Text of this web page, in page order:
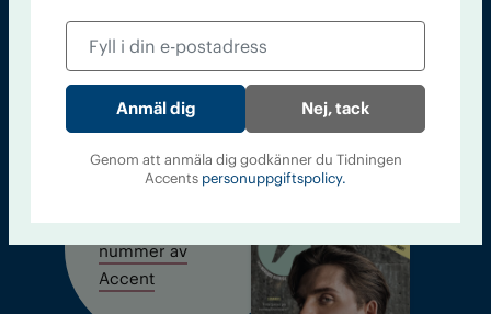
barbro@a4.se.
Kontakt Om Tidningen Tidningsarkiv In English
Läs tidigare
nummer av
Accent
Nej, tack
Genom att anmäla dig godkänner du Tidningen
Accents personuppgiftspolicy.